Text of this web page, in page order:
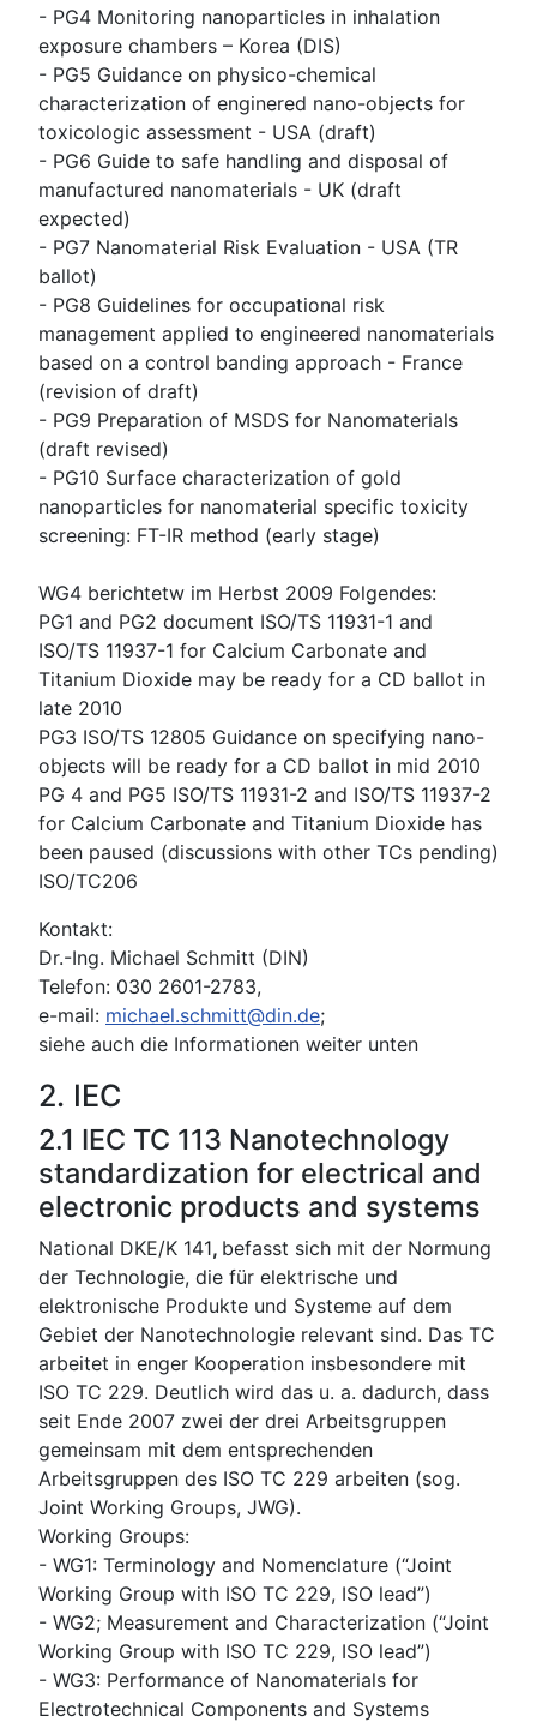
- PG4 Monitoring nanoparticles in inhalation
exposure chambers – Korea (DIS)
- PG5 Guidance on physico-chemical
characterization of enginered nano-objects for
toxicologic assessment - USA (draft)
- PG6 Guide to safe handling and disposal of
manufactured nanomaterials - UK (draft
expected)
- PG7 Nanomaterial Risk Evaluation - USA (TR
ballot)
- PG8 Guidelines for occupational risk
management applied to engineered nanomaterials
based on a control banding approach - France
(revision of draft)
- PG9 Preparation of MSDS for Nanomaterials
(draft revised)
- PG10 Surface characterization of gold
nanoparticles for nanomaterial specific toxicity
screening: FT-IR method (early stage)
WG4 berichtetw im Herbst 2009 Folgendes:
PG1 and PG2 document ISO/TS 11931-1 and
ISO/TS 11937-1 for Calcium Carbonate and
Titanium Dioxide may be ready for a CD ballot in
late 2010
PG3 ISO/TS 12805 Guidance on specifying nano-
objects will be ready for a CD ballot in mid 2010
PG 4 and PG5 ISO/TS 11931-2 and ISO/TS 11937-2
for Calcium Carbonate and Titanium Dioxide has
been paused (discussions with other TCs pending)
ISO/TC206
Kontakt:
Dr.-Ing. Michael Schmitt (DIN)
Telefon: 030 2601-2783,
e-mail: michael.schmitt@din.de;
siehe auch die Informationen weiter unten
2. IEC
2.1 IEC TC 113 Nanotechnology
standardization for electrical and
electronic products and systems
National DKE/K 141, befasst sich mit der Normung
der Technologie, die für elektrische und
elektronische Produkte und Systeme auf dem
Gebiet der Nanotechnologie relevant sind. Das TC
arbeitet in enger Kooperation insbesondere mit
ISO TC 229. Deutlich wird das u. a. dadurch, dass
seit Ende 2007 zwei der drei Arbeitsgruppen
gemeinsam mit dem entsprechenden
Arbeitsgruppen des ISO TC 229 arbeiten (sog.
Joint Working Groups, JWG).
Working Groups:
- WG1: Terminology and Nomenclature (“Joint
Working Group with ISO TC 229, ISO lead”)
- WG2; Measurement and Characterization (“Joint
Working Group with ISO TC 229, ISO lead”)
- WG3: Performance of Nanomaterials for
Electrotechnical Components and Systems